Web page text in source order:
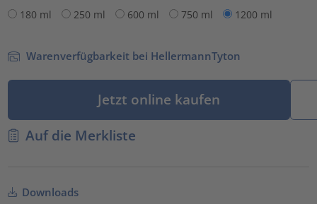
180 ml
250 ml 600 ml 750 ml 1200 ml
Warenverfügbarkeit bei HellermannTyton
Jetzt online kaufen
Auf die Merkliste
Downloads